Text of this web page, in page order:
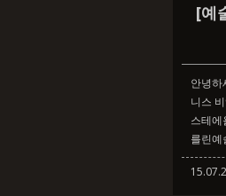
[예
안녕하
니스
스테에
를린예